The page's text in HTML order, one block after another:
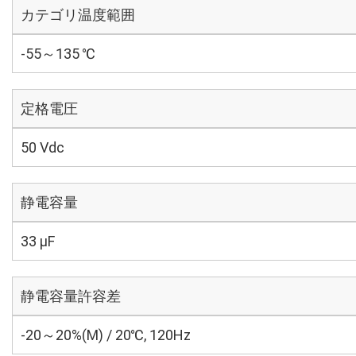
カテゴリ温度範囲
-55～135 ℃
定格電圧
50 Vdc
静電容量
33 µF
静電容量許容差
-20～20%(M) / 20℃, 120Hz